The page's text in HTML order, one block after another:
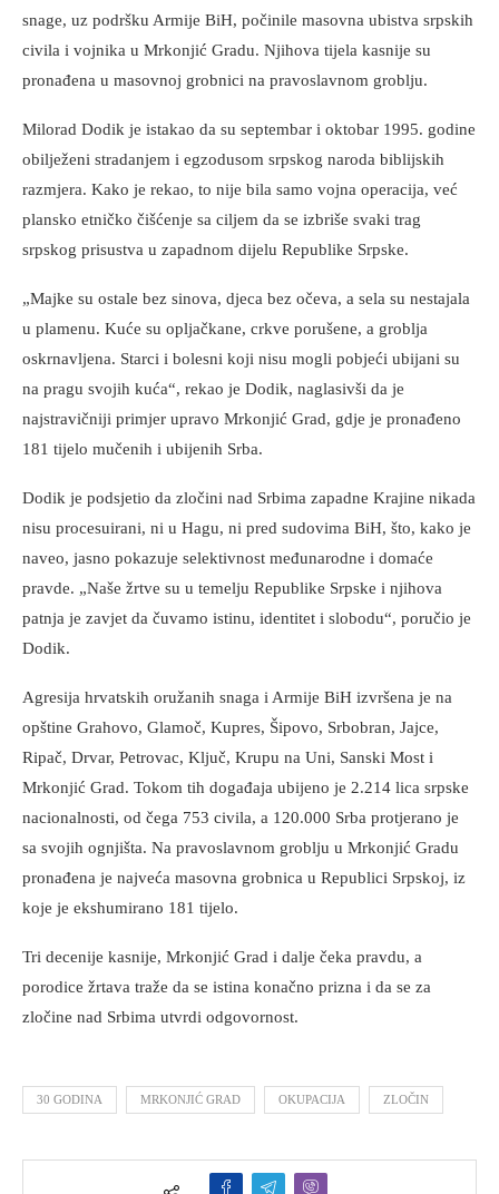
snage, uz podršku Armije BiH, počinile masovna ubistva srpskih
civila i vojnika u Mrkonjić Gradu. Njihova tijela kasnije su
pronađena u masovnoj grobnici na pravoslavnom groblju.
Milorad Dodik je istakao da su septembar i oktobar 1995. godine
obilježeni stradanjem i egzodusom srpskog naroda biblijskih
razmjera. Kako je rekao, to nije bila samo vojna operacija, već
plansko etničko čišćenje sa ciljem da se izbriše svaki trag
srpskog prisustva u zapadnom dijelu Republike Srpske.
„Majke su ostale bez sinova, djeca bez očeva, a sela su nestajala
u plamenu. Kuće su opljačkane, crkve porušene, a groblja
oskrnavljena. Starci i bolesni koji nisu mogli pobjeći ubijani su
na pragu svojih kuća“, rekao je Dodik, naglasivši da je
najstravičniji primjer upravo Mrkonjić Grad, gdje je pronađeno
181 tijelo mučenih i ubijenih Srba.
Dodik je podsjetio da zločini nad Srbima zapadne Krajine nikada
nisu procesuirani, ni u Hagu, ni pred sudovima BiH, što, kako je
naveo, jasno pokazuje selektivnost međunarodne i domaće
pravde. „Naše žrtve su u temelju Republike Srpske i njihova
patnja je zavjet da čuvamo istinu, identitet i slobodu“, poručio je
Dodik.
Agresija hrvatskih oružanih snaga i Armije BiH izvršena je na
opštine Grahovo, Glamoč, Kupres, Šipovo, Srbobran, Jajce,
Ripač, Drvar, Petrovac, Ključ, Krupu na Uni, Sanski Most i
Mrkonjić Grad. Tokom tih događaja ubijeno je 2.214 lica srpske
nacionalnosti, od čega 753 civila, a 120.000 Srba protjerano je
sa svojih ognjišta. Na pravoslavnom groblju u Mrkonjić Gradu
pronađena je najveća masovna grobnica u Republici Srpskoj, iz
koje je ekshumirano 181 tijelo.
Tri decenije kasnije, Mrkonjić Grad i dalje čeka pravdu, a
porodice žrtava traže da se istina konačno prizna i da se za
zločine nad Srbima utvrdi odgovornost.
30 GODINA MRKONJIĆ GRAD OKUPACIJA ZLOČIN